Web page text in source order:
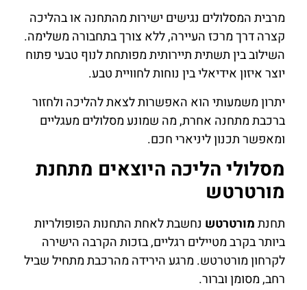
מרבית המסלולים נגישים ישירות מהתחנה או בהליכה
קצרה דרך מרכז העיירה, ללא צורך בתחבורה משלימה.
השילוב בין תשתית תיירותית מפותחת לנוף טבעי פתוח
יוצר איזון אידיאלי בין נוחות לחוויית טבע.
יתרון משמעותי הוא האפשרות לצאת להליכה ולחזור
ברכבת מתחנה אחרת, מה שמונע מסלולים מעגליים
ומאפשר תכנון ליניארי חכם.
מסלולי הליכה היוצאים מתחנת
מורטרטש
תחנתמורטרטש נחשבת לאחת התחנות הפופולריות
ביותר בקרב מטיילים רגליים, בזכות הקרבה הישירה
לקרחון מורטרטש. מרגע הירידה מהרכבת מתחיל שביל
רחב, מסומן וברור.